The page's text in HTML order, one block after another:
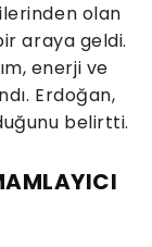
olan
araya geldi.
enerji ve
Erdoğan,
belirtti.